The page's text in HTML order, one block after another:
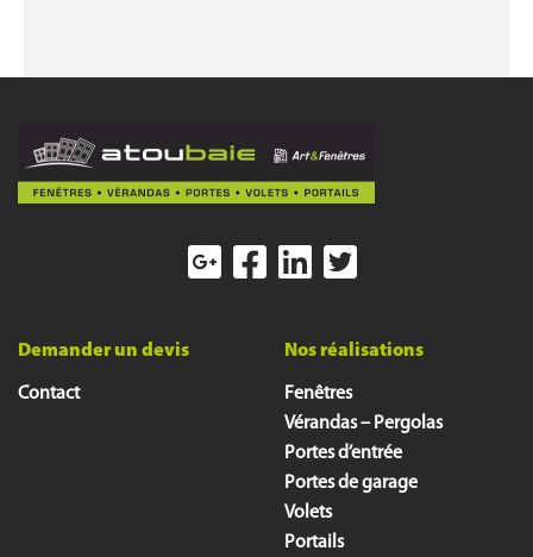
Demander un devis
Contact
Nos réalisations
Fenêtres
Vérandas – Pergolas
Portes d’entrée
Portes de garage
Volets
Portails